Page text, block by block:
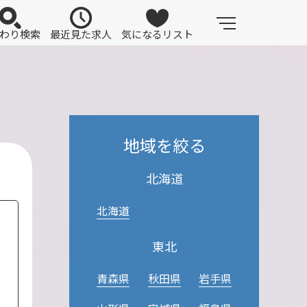
り検索 最近見た求人 気になるリスト
地域を絞る
北海道
北海道
東北
青森県 秋田県
岩手県